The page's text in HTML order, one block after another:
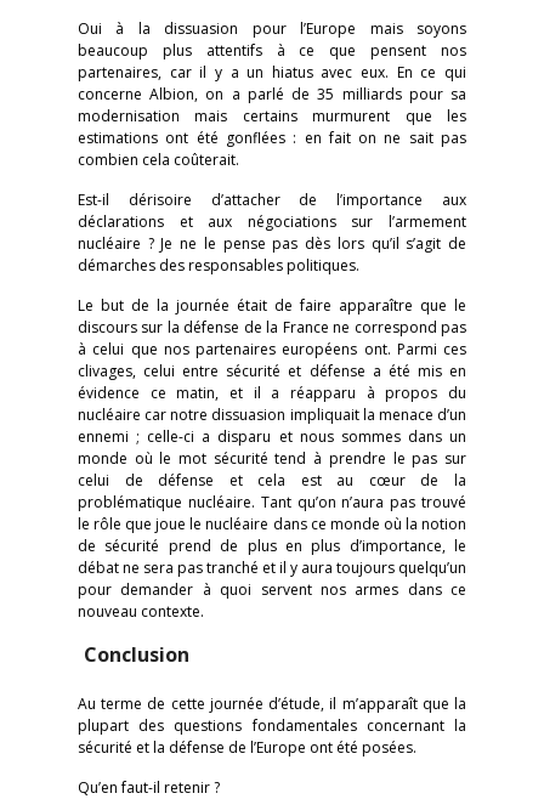
Oui à la dissuasion pour l’Europe mais soyons
beaucoup plus attentifs à ce que pensent nos
partenaires, car il y a un hiatus avec eux. En ce qui
concerne Albion, on a parlé de 35 milliards pour sa
modernisation mais certains murmurent que les
estimations ont été gonflées : en fait on ne sait pas
combien cela coûterait.
Est-il dérisoire d’attacher de l’importance aux
déclarations et aux négociations sur l’armement
nucléaire ? Je ne le pense pas dès lors qu’il s’agit de
démarches des responsables politiques.
Le but de la journée était de faire apparaître que le
discours sur la défense de la France ne correspond pas
à celui que nos partenaires européens ont. Parmi ces
clivages, celui entre sécurité et défense a été mis en
évidence ce matin, et il a réapparu à propos du
nucléaire car notre dissuasion impliquait la menace d’un
ennemi ; celle-ci a disparu et nous sommes dans un
monde où le mot sécurité tend à prendre le pas sur
celui de défense et cela est au cœur de la
problématique nucléaire. Tant qu’on n’aura pas trouvé
le rôle que joue le nucléaire dans ce monde où la notion
de sécurité prend de plus en plus d’importance, le
débat ne sera pas tranché et il y aura toujours quelqu’un
pour demander à quoi servent nos armes dans ce
nouveau contexte.
Conclusion
Au terme de cette journée d’étude, il m’apparaît que la
plupart des questions fondamentales concernant la
sécurité et la défense de l’Europe ont été posées.
Qu’en faut-il retenir ?